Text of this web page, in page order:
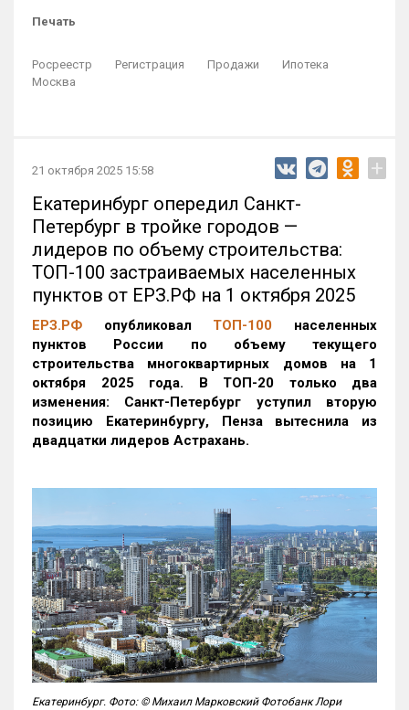
Печать
Росреестр Регистрация Продажи
Ипотека
Москва
21 октября 2025 15:58 +
Екатеринбург опередил Санкт-
Петербург в тройке городов —
лидеров по объему строительства:
ТОП-100 застраиваемых населенных
пунктов от ЕРЗ.РФ на 1 октября 2025
ЕРЗ.РФ опубликовал ТОП-100 населенных
пунктов России по объему текущего
строительства многоквартирных домов на 1
октября 2025 года. В ТОП-20 только два
изменения: Санкт-Петербург уступил вторую
позицию Екатеринбургу, Пенза вытеснила из
двадцатки лидеров Астрахань.
Екатеринбург. Фото: © Михаил Марковский Фотобанк Лори